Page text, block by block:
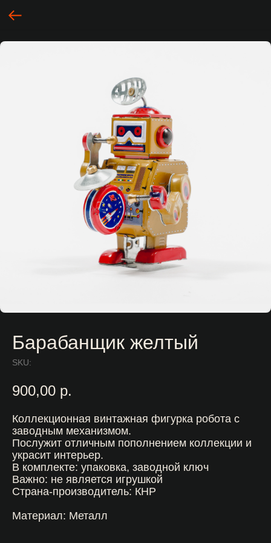
Барабанщик желтый
SKU:
900,00 р.
Коллекционная винтажная фигурка робота с
заводным механизмом.
Послужит отличным пополнением коллекции и
украсит интерьер.
В комплекте: упаковка, заводной ключ
Важно: не является игрушкой
Страна-производитель: КНР
Материал: Металл